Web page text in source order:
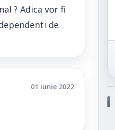
? Adica vor fi
de
01 iunie 2022